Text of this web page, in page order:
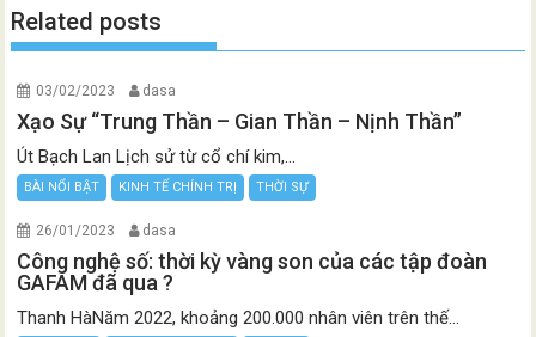
Related posts
03/02/2023 dasa
Xạo Sự “Trung Thần – Gian Thần – Nịnh Thần”
Út Bạch Lan Lịch sử từ cổ chí kim,...
BÀI NỔI BẬT KINH TẾ CHÍNH TRỊ THỜI SỰ
26/01/2023 dasa
Công nghệ số: thời kỳ vàng son của các tập đoàn
GAFAM đã qua ?
Thanh HàNăm 2022, khoảng 200.000 nhân viên trên thế...